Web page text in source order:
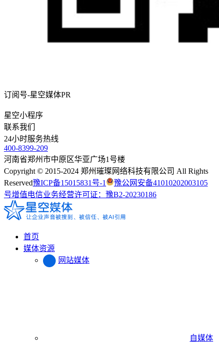
订阅号-星空媒体PR
星空小程序
联系我们
24小时服务热线
400-8399-209
河南省郑州市中原区华亚广场1号楼
Copyright © 2015-2024 郑州璀璨网络科技有限公司 All Rights
Reserved豫ICP备15015831号-1
豫公网安备41010202003105
号增值电信业务经营许可证：豫B2-20230186
首页
媒体资源
网站媒体
自媒体